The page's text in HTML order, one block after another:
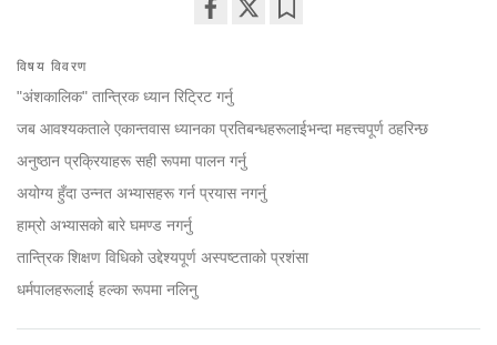
facebook
विषय विवरण
"अंशकालिक" तान्त्रिक ध्यान रिट्रिट गर्नु
जब आवश्यकताले एकान्तवास ध्यानका प्रतिबन्धहरूलाईभन्दा महत्त्वपूर्ण ठहरिन्छ
अनुष्ठान प्रक्रियाहरू सही रूपमा पालन गर्नु
अयोग्य हुँदा उन्नत अभ्यासहरू गर्न प्रयास नगर्नु
हाम्रो अभ्यासको बारे घमण्ड नगर्नु
तान्त्रिक शिक्षण विधिको उद्देश्यपूर्ण अस्पष्टताको प्रशंसा
धर्मपालहरूलाई हल्का रूपमा नलिनु